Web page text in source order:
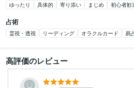
ゆったり 具体的 寄り添い まじめ 初心者歓
占術
霊視・透視 リーディング オラクルカード 易
高評価のレビュー